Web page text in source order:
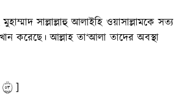
সাল্লাল্লাহু আলাইহি ওয়াসাল্লামকে সত্য
করেছে। আল্লাহ তা‘আলা তাদের অবস্থা
٣٥]